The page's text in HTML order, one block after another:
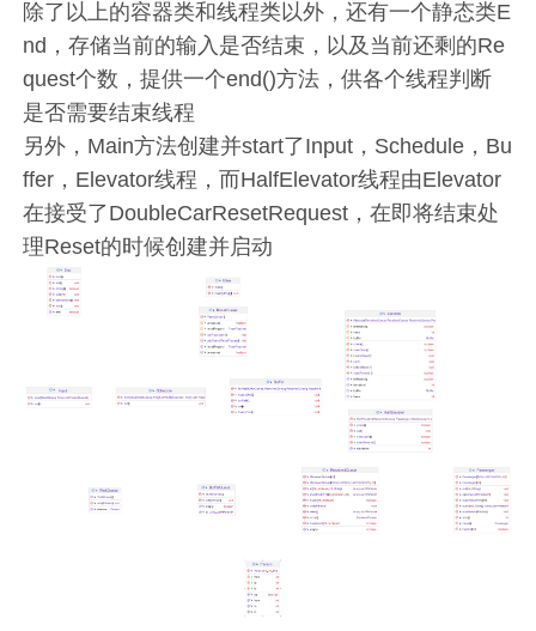
除了以上的容器类和线程类以外，还有一个静态类E
nd，存储当前的输入是否结束，以及当前还剩的Re
quest个数，提供一个end()方法，供各个线程判断
是否需要结束线程
另外，Main方法创建并start了Input，Schedule，Bu
ffer，Elevator线程，而HalfElevator线程由Elevator
在接受了DoubleCarResetRequest，在即将结束处
理Reset的时候创建并启动